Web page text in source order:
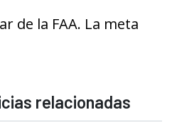
de la FAA. La meta
relacionadas